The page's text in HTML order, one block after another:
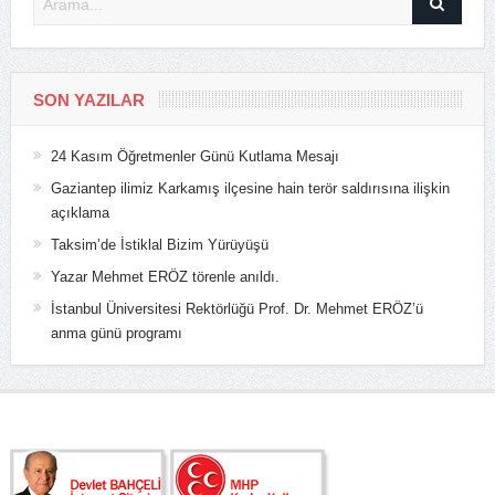
SON YAZILAR
24 Kasım Öğretmenler Günü Kutlama Mesajı
Gaziantep ilimiz Karkamış ilçesine hain terör saldırısına ilişkin
açıklama
Taksim’de İstiklal Bizim Yürüyüşü
Yazar Mehmet ERÖZ törenle anıldı.
İstanbul Üniversitesi Rektörlüğü Prof. Dr. Mehmet ERÖZ’ü
anma günü programı